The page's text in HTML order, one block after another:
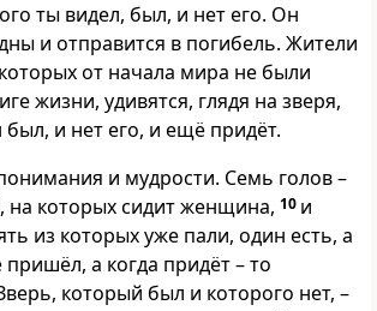
ты видел, был, и нет его. Он
и отправится в погибель. Жители
от начала мира не были
жизни, удивятся, глядя на зверя,
и нет его, и ещё придёт.
и мудрости. Семь голов –
, на которых сидит женщина, 10 и
из которых уже пали, один есть, а
а когда придёт – то
который был и которого нет, –